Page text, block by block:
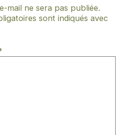
mail ne sera pas publiée.
sont indiqués avec